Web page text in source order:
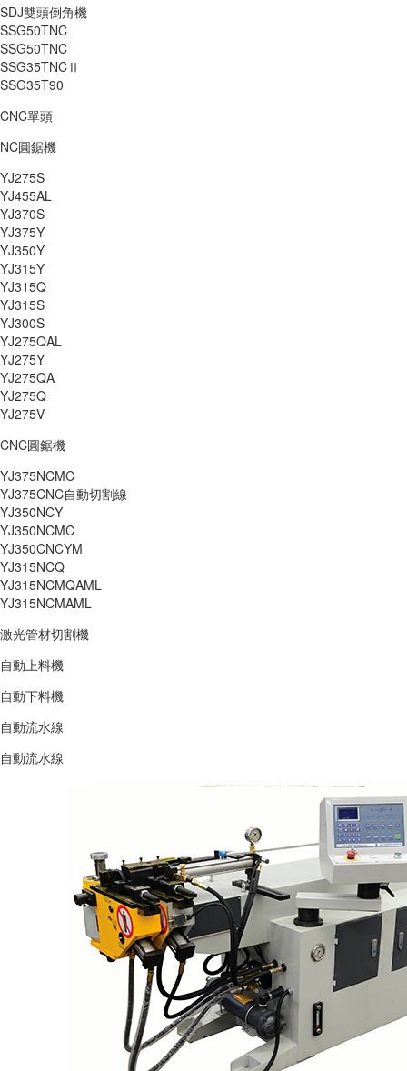
SDJ雙頭倒角機
SSG50TNC
SSG50TNC
SSG35TNCⅡ
SSG35T90
CNC單頭
NC圓鋸機
YJ275S
YJ455AL
YJ370S
YJ375Y
YJ350Y
YJ315Y
YJ315Q
YJ315S
YJ300S
YJ275QAL
YJ275Y
YJ275QA
YJ275Q
YJ275V
CNC圓鋸機
YJ375NCMC
YJ375CNC自動切割線
YJ350NCY
YJ350NCMC
YJ350CNCYM
YJ315NCQ
YJ315NCMQAML
YJ315NCMAML
激光管材切割機
自動上料機
自動下料機
自動流水線
自動流水線